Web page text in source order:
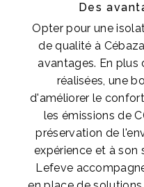
Des
Opter pour une
de qualité à
avantages. En plus
réalisées, une
d'améliorer le
les émissions de
préservation de
expérience et à son
Lefeve